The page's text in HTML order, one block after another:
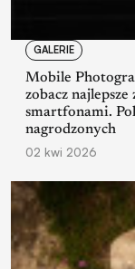
GALERIE
Mobile
zobacz
smartfonami.
nagrodzonych
02 kwi 2026